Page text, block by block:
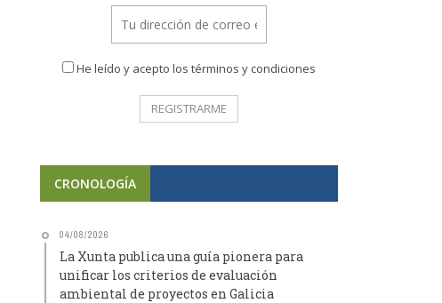
He leído y acepto los términos y condiciones
CRONOLOGÍA
04/08/2026
La Xunta publica una guía pionera para
unificar los criterios de evaluación
ambiental de proyectos en Galicia